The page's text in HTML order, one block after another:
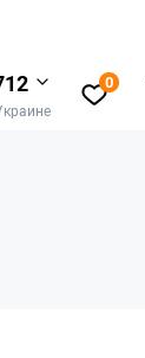
0